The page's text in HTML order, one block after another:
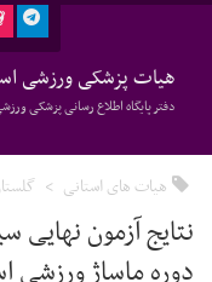
هیات پزشکی ورزشی
دفتر پایگاه اطلاع رسانی پزشکی
هیات های استانی
نتایج آزمون
دوره ماساژ ورزشی